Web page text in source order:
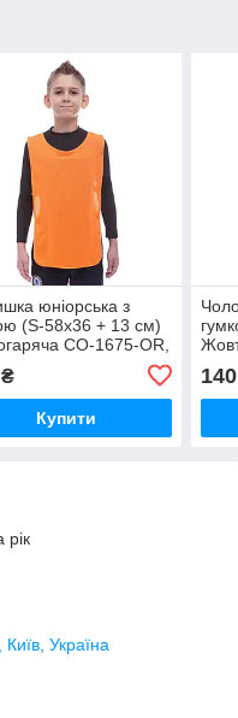
юніорська з
(S-58x36 + 13 см)
CO-1675-OR,
152 cm
Купити
140
рік
Україна